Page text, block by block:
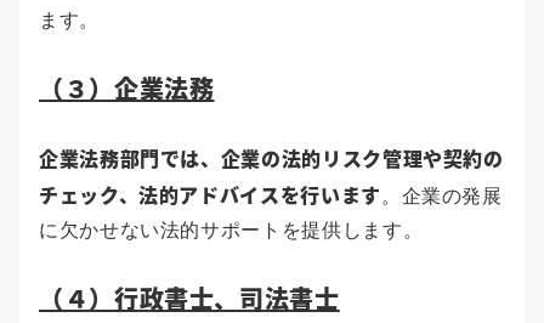
ます。
（３）企業法務
企業法務部門では、企業の法的リスク管理や契約の
チェック、法的アドバイスを行います。企業の発展
に欠かせない法的サポートを提供します。
（４）行政書士、司法書士